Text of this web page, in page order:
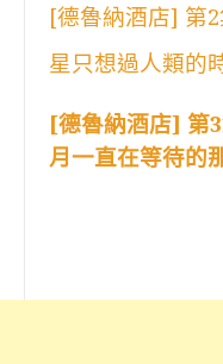
[德魯納酒店] 第
星只想過人類的
[德魯納酒店] 第
月一直在等待的